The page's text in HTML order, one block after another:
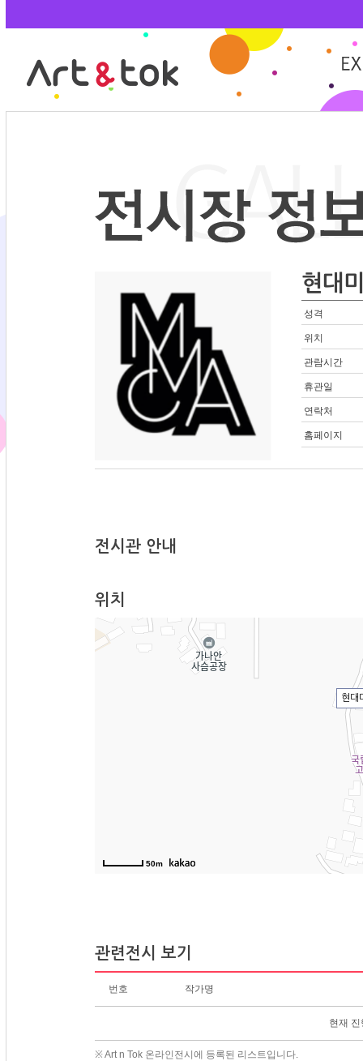
현대
성격
위치
관람시간
휴관일
연락처
홈페이지
전시관 안내
위치
현대
50m
관련전시 보기
번호 작가명
현재
※ Art n Tok 온라인전시에 등록된 리스트입니다.